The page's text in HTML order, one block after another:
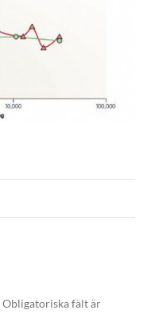
Obligatoriska fält är